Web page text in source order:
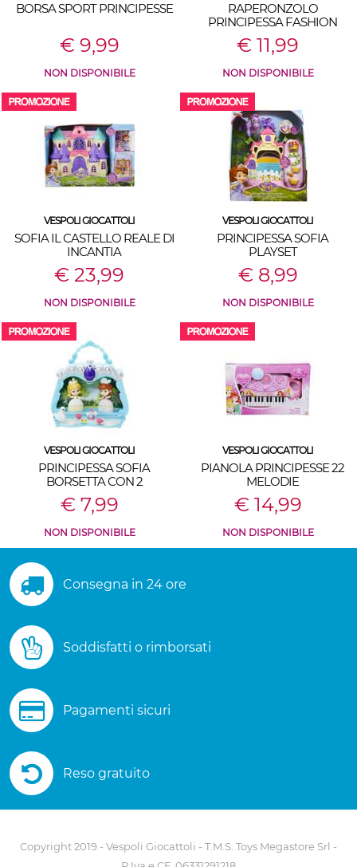
BORSA SPORT PRINCIPESSE
€ 9,99
NON DISPONIBILE
RAPERONZOLO
PRINCIPESSA FASHION
DOLL
€ 11,99
NON DISPONIBILE
VESPOLI GIOCATTOLI
SOFIA IL CASTELLO REALE DI
INCANTIA
€ 23,99
NON DISPONIBILE
VESPOLI GIOCATTOLI
PRINCIPESSA SOFIA
PLAYSET
€ 8,99
NON DISPONIBILE
VESPOLI GIOCATTOLI
PRINCIPESSA SOFIA
BORSETTA CON 2
BAMBOLINE MODELLO
ASSORTITO
€ 7,99
NON DISPONIBILE
VESPOLI GIOCATTOLI
PIANOLA PRINCIPESSE 22
MELODIE
€ 14,99
NON DISPONIBILE
Consegna in 24 ore
Soddisfatti o rimborsati
Pagamenti sicuri
Reso gratuito
Copyright 2019 - Vespoli Giocattoli - T.M.S. Toys Megastore Srl -